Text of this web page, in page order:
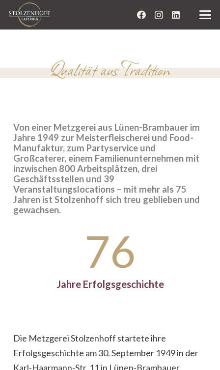
Qualität aus Tradition
Von einer Metzgerei aus Lünen-Brambauer im
Jahre 1949 zur Meisterfleischerei und Food-
Manufaktur, zum Partyservice und
Großcaterer, einem Familienunternehmen mit
inzwischen 800 Arbeitsplätzen, drei
Geschäftsstellen und 39
Veranstaltungslocations – mit mehr als 75
Jahren ist Stolzenhoff sich treu geblieben und
gewachsen.
76
Jahre Erfolgsgeschichte
Die Metzgerei Stolzenhoff startete ihre
Erfolgsgeschichte am 30. September 1949 in der
Karl-Haarmann-Str. 11 in Lünen-Brambauer.